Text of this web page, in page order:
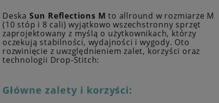
Deska Sun Reflections M to allround w rozmiarze M
(10 stóp i 8 cali) wyjątkowo wszechstronny sprzęt
zaprojektowany z myślą o użytkownikach, którzy
oczekują stabilności, wydajności i wygody. Oto
rozwinięcie z uwzględnieniem zalet, korzyści oraz
technologii Drop-Stitch:
Główne zalety i korzyści: